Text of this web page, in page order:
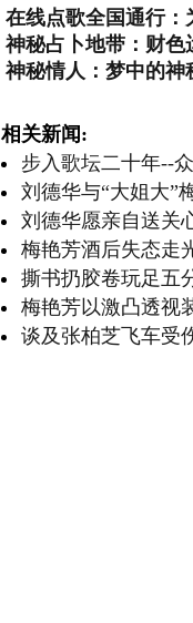
在线点歌全国通行
神秘占卜地带：财色
神秘情人：梦中的
相关新闻:
步入歌坛二十年--
刘德华与“大姐大”
刘德华愿亲自送关
梅艳芳酒后失态走
撕书扔胶卷玩足五
梅艳芳以激凸透视
谈及张柏芝飞车受